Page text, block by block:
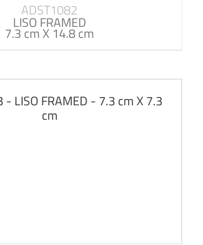
ADST1082
LISO FRAMED
7.3 cm X 14.8 cm